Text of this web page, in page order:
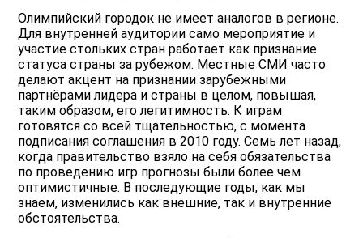
Олимпийский городок не имеет аналогов в регионе.
Для внутренней аудитории само мероприятие и
участие стольких стран работает как признание
статуса страны за рубежом. Местные СМИ часто
делают акцент на признании зарубежными
партнёрами лидера и страны в целом, повышая,
таким образом, его легитимность. К играм
готовятся со всей тщательностью, с момента
подписания соглашения в 2010 году. Семь лет назад,
когда правительство взяло на себя обязательства
по проведению игр прогнозы были более чем
оптимистичные. В последующие годы, как мы
знаем, изменились как внешние, так и внутренние
обстоятельства.